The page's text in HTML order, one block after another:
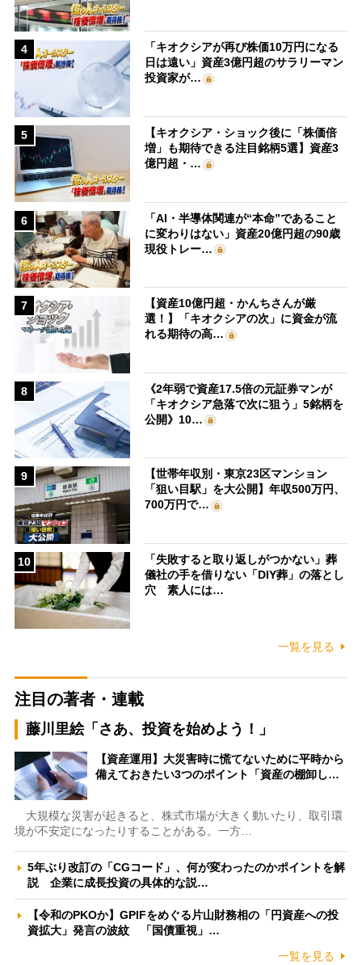
4
「キオクシアが再び株価10万円になる
日は遠い」資産3億円超のサラリーマン
投資家が…
5
【キオクシア・ショック後に「株価倍
増」も期待できる注目銘柄5選】資産3
億円超・…
6
「AI・半導体関連が“本命”であること
に変わりはない」資産20億円超の90歳
現役トレー…
7
【資産10億円超・かんちさんが厳
選！】「キオクシアの次」に資金が流
れる期待の高…
8
《2年弱で資産17.5倍の元証券マンが
「キオクシア急落で次に狙う」5銘柄を
公開》10…
9
【世帯年収別・東京23区マンション
「狙い目駅」を大公開】年収500万円、
700万円で…
10
「失敗すると取り返しがつかない」葬
儀社の手を借りない「DIY葬」の落とし
穴 素人には…
一覧を見る
注目の著者・連載
藤川里絵「さあ、投資を始めよう！」
【資産運用】大災害時に慌てないために平時から
備えておきたい3つのポイント「資産の棚卸し…
大規模な災害が起きると、株式市場が大きく動いたり、取引環
境が不安定になったりすることがある。一方…
5年ぶり改訂の「CGコード」、何が変わったのかポイントを解
説 企業に成長投資の具体的な説…
【令和のPKOか】GPIFをめぐる片山財務相の「円資産への投
資拡大」発言の波紋 「国債重視」…
一覧を見る